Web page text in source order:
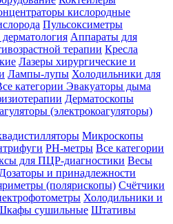
кислородные
Пульсоксиметры
Аппараты для
терапии Кресла
Лазеры хирургические и
Лампы-лупы Холодильники для
категории Эвакуаторы дыма
Дерматоскопы
(электрокоагуляторы)
Микроскопы
PH-метры Все категории
для ПЦР-диагностики Весы
Дозаторы и принадлежности
(полярископы) Счётчики
Холодильники и
сушильные Штативы